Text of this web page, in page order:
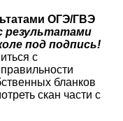
ОГЭ/ГВЭ
результатами
под подпись!
с
бланков
скан части с